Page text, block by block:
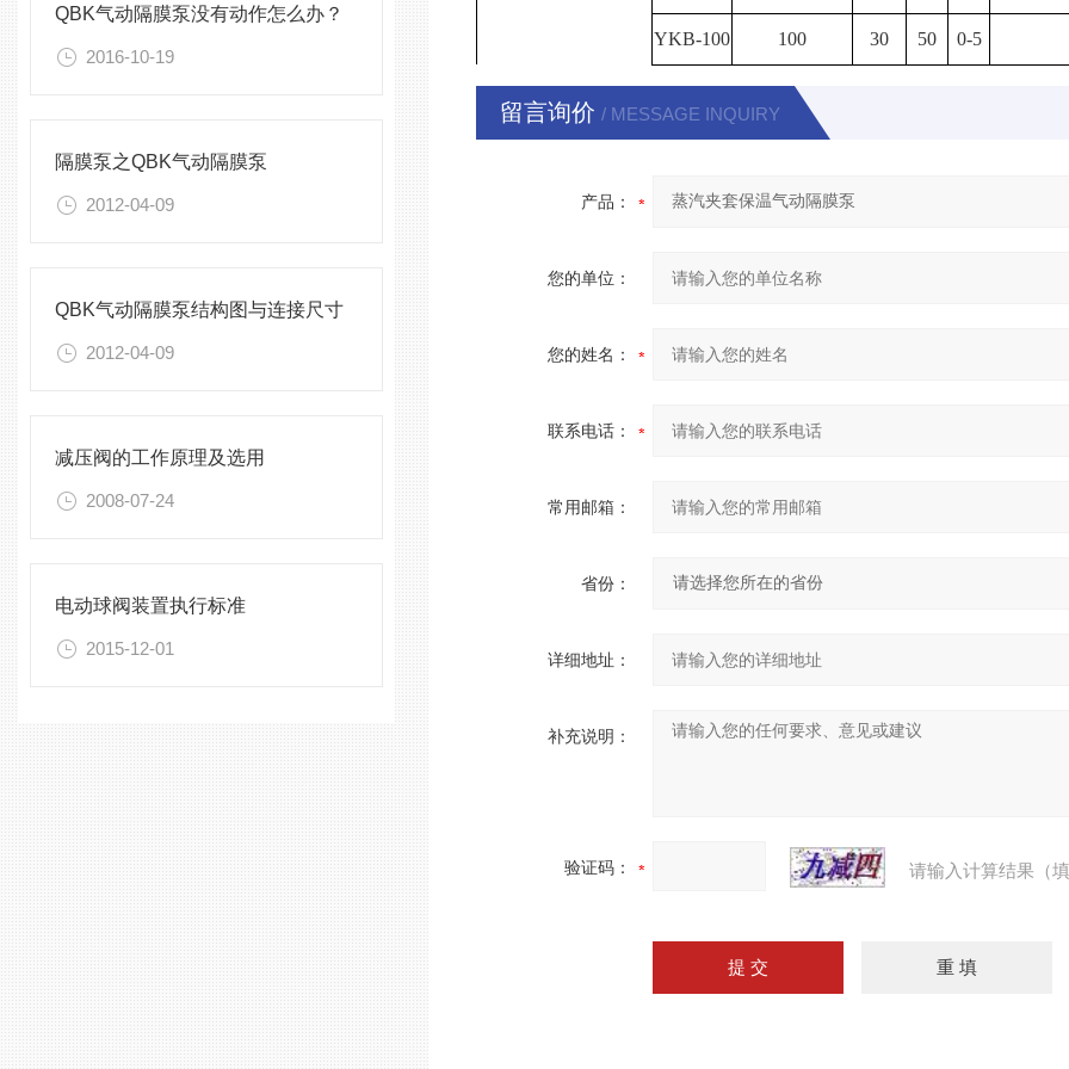
QBK气动隔膜泵没有动作怎么办？
2016-10-19
隔膜泵之QBK气动隔膜泵
2012-04-09
QBK气动隔膜泵结构图与连接尺寸
2012-04-09
减压阀的工作原理及选用
2008-07-24
电动球阀装置执行标准
2015-12-01
YKB-100 100 30 50 0-5
留言询价 / MESSAGE INQUIRY
产品：
您的单位：
您的姓名：
联系电话：
常用邮箱：
省份：
详细地址：
补充说明：
验证码： 请输入计算结果（